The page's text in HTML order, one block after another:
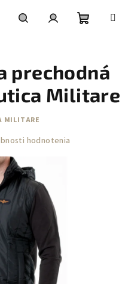
košík
prechodná
Militare
MILITARE
hodnotenia